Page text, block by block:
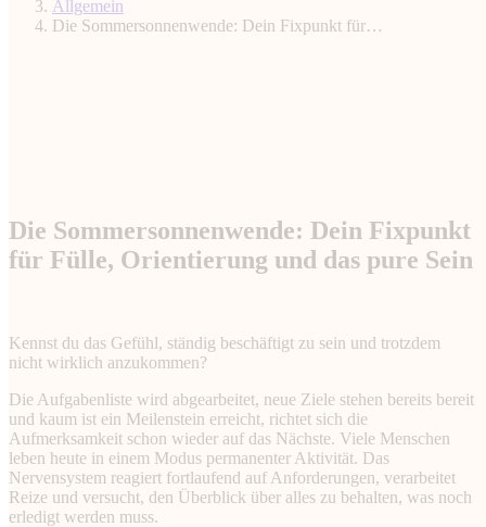
Allgemein
Die Sommersonnenwende: Dein Fixpunkt für…
Die Sommersonnenwende: Dein Fixpunkt
für Fülle, Orientierung und das pure Sein
Kennst du das Gefühl, ständig beschäftigt zu sein und trotzdem
nicht wirklich anzukommen?
Die Aufgabenliste wird abgearbeitet, neue Ziele stehen bereits bereit
und kaum ist ein Meilenstein erreicht, richtet sich die
Aufmerksamkeit schon wieder auf das Nächste. Viele Menschen
leben heute in einem Modus permanenter Aktivität. Das
Nervensystem reagiert fortlaufend auf Anforderungen, verarbeitet
Reize und versucht, den Überblick über alles zu behalten, was noch
erledigt werden muss.